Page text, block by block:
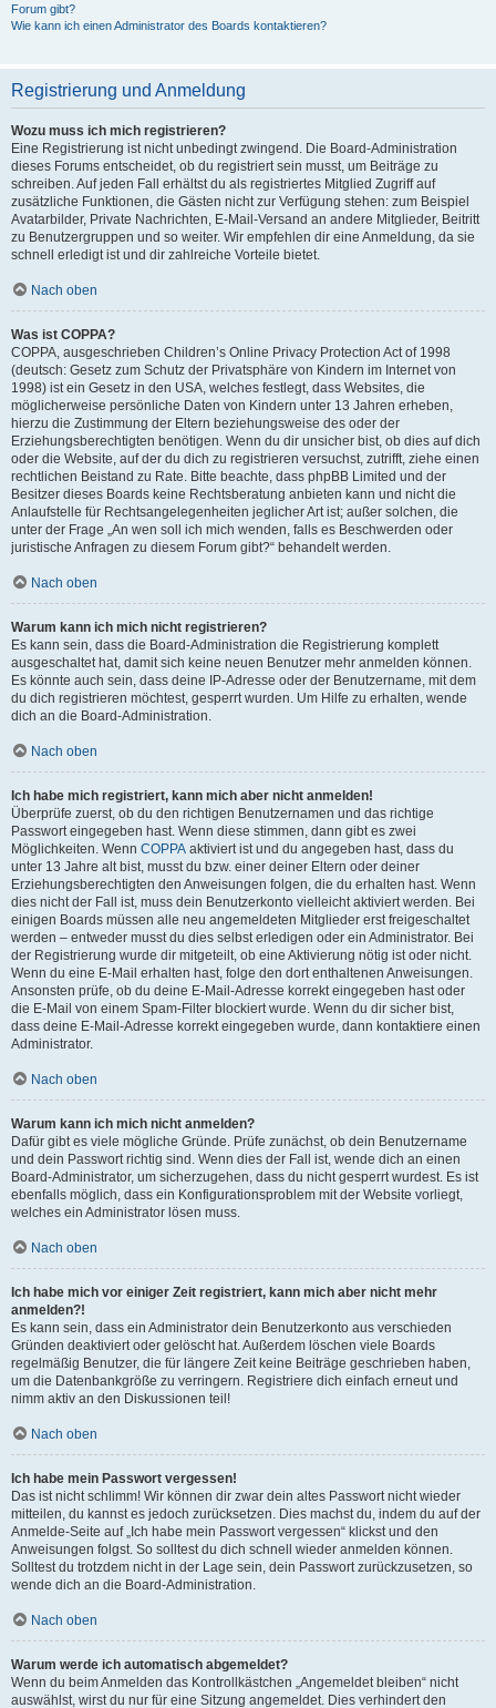
Forum gibt?
Wie kann ich einen Administrator des Boards kontaktieren?
Registrierung und Anmeldung
Wozu muss ich mich registrieren?
Eine Registrierung ist nicht unbedingt zwingend. Die Board-Administration
dieses Forums entscheidet, ob du registriert sein musst, um Beiträge zu
schreiben. Auf jeden Fall erhältst du als registriertes Mitglied Zugriff auf
zusätzliche Funktionen, die Gästen nicht zur Verfügung stehen: zum Beispiel
Avatarbilder, Private Nachrichten, E-Mail-Versand an andere Mitglieder, Beitritt
zu Benutzergruppen und so weiter. Wir empfehlen dir eine Anmeldung, da sie
schnell erledigt ist und dir zahlreiche Vorteile bietet.
Nach oben
Was ist COPPA?
COPPA, ausgeschrieben Children’s Online Privacy Protection Act of 1998
(deutsch: Gesetz zum Schutz der Privatsphäre von Kindern im Internet von
1998) ist ein Gesetz in den USA, welches festlegt, dass Websites, die
möglicherweise persönliche Daten von Kindern unter 13 Jahren erheben,
hierzu die Zustimmung der Eltern beziehungsweise des oder der
Erziehungsberechtigten benötigen. Wenn du dir unsicher bist, ob dies auf dich
oder die Website, auf der du dich zu registrieren versuchst, zutrifft, ziehe einen
rechtlichen Beistand zu Rate. Bitte beachte, dass phpBB Limited und der
Besitzer dieses Boards keine Rechtsberatung anbieten kann und nicht die
Anlaufstelle für Rechtsangelegenheiten jeglicher Art ist; außer solchen, die
unter der Frage „An wen soll ich mich wenden, falls es Beschwerden oder
juristische Anfragen zu diesem Forum gibt?“ behandelt werden.
Nach oben
Warum kann ich mich nicht registrieren?
Es kann sein, dass die Board-Administration die Registrierung komplett
ausgeschaltet hat, damit sich keine neuen Benutzer mehr anmelden können.
Es könnte auch sein, dass deine IP-Adresse oder der Benutzername, mit dem
du dich registrieren möchtest, gesperrt wurden. Um Hilfe zu erhalten, wende
dich an die Board-Administration.
Nach oben
Ich habe mich registriert, kann mich aber nicht anmelden!
Überprüfe zuerst, ob du den richtigen Benutzernamen und das richtige
Passwort eingegeben hast. Wenn diese stimmen, dann gibt es zwei
Möglichkeiten. Wenn COPPA aktiviert ist und du angegeben hast, dass du
unter 13 Jahre alt bist, musst du bzw. einer deiner Eltern oder deiner
Erziehungsberechtigten den Anweisungen folgen, die du erhalten hast. Wenn
dies nicht der Fall ist, muss dein Benutzerkonto vielleicht aktiviert werden. Bei
einigen Boards müssen alle neu angemeldeten Mitglieder erst freigeschaltet
werden – entweder musst du dies selbst erledigen oder ein Administrator. Bei
der Registrierung wurde dir mitgeteilt, ob eine Aktivierung nötig ist oder nicht.
Wenn du eine E-Mail erhalten hast, folge den dort enthaltenen Anweisungen.
Ansonsten prüfe, ob du deine E-Mail-Adresse korrekt eingegeben hast oder
die E-Mail von einem Spam-Filter blockiert wurde. Wenn du dir sicher bist,
dass deine E-Mail-Adresse korrekt eingegeben wurde, dann kontaktiere einen
Administrator.
Nach oben
Warum kann ich mich nicht anmelden?
Dafür gibt es viele mögliche Gründe. Prüfe zunächst, ob dein Benutzername
und dein Passwort richtig sind. Wenn dies der Fall ist, wende dich an einen
Board-Administrator, um sicherzugehen, dass du nicht gesperrt wurdest. Es ist
ebenfalls möglich, dass ein Konfigurationsproblem mit der Website vorliegt,
welches ein Administrator lösen muss.
Nach oben
Ich habe mich vor einiger Zeit registriert, kann mich aber nicht mehr
anmelden?!
Es kann sein, dass ein Administrator dein Benutzerkonto aus verschieden
Gründen deaktiviert oder gelöscht hat. Außerdem löschen viele Boards
regelmäßig Benutzer, die für längere Zeit keine Beiträge geschrieben haben,
um die Datenbankgröße zu verringern. Registriere dich einfach erneut und
nimm aktiv an den Diskussionen teil!
Nach oben
Ich habe mein Passwort vergessen!
Das ist nicht schlimm! Wir können dir zwar dein altes Passwort nicht wieder
mitteilen, du kannst es jedoch zurücksetzen. Dies machst du, indem du auf der
Anmelde-Seite auf „Ich habe mein Passwort vergessen“ klickst und den
Anweisungen folgst. So solltest du dich schnell wieder anmelden können.
Solltest du trotzdem nicht in der Lage sein, dein Passwort zurückzusetzen, so
wende dich an die Board-Administration.
Nach oben
Warum werde ich automatisch abgemeldet?
Wenn du beim Anmelden das Kontrollkästchen „Angemeldet bleiben“ nicht
auswählst, wirst du nur für eine Sitzung angemeldet. Dies verhindert den